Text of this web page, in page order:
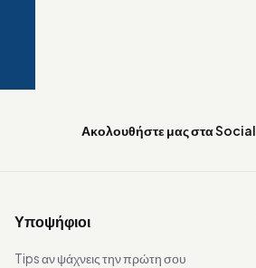
Ακολουθήστε μας στα Social
Υποψήφιοι
Tips αν ψάχνεις την πρώτη σου